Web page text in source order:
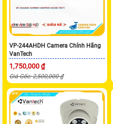
VP-244AHDH Camera Chính Hãng
VanTech
1,750,000 ₫
Giá Gốc: 2,500,000 ₫